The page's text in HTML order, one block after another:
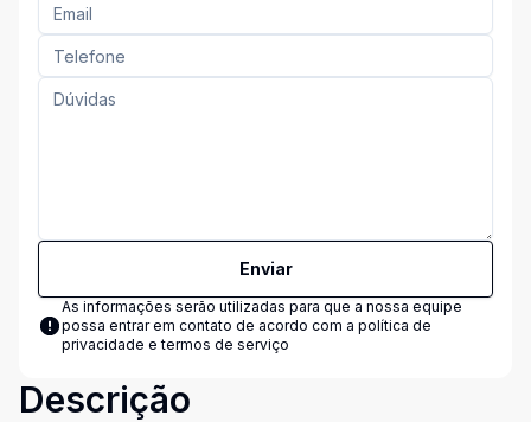
Enviar
As informações serão utilizadas para que a nossa equipe
possa entrar em contato de acordo com a política de
privacidade e termos de serviço
Descrição